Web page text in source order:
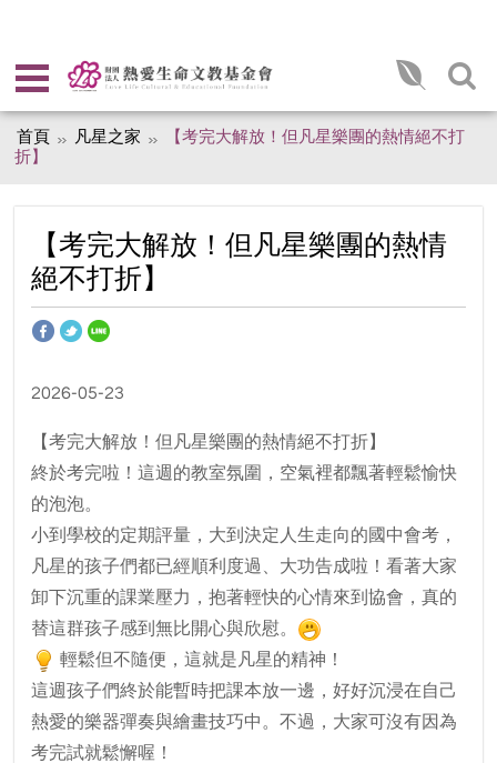
首頁 凡星之家
【考完大解放！但凡星樂團的熱情絕不打
折】
【考完大解放！但凡星樂團的熱情
絕不打折】
2026-05-23
【考完大解放！但凡星樂團的熱情絕不打折】
終於考完啦！這週的教室氛圍，空氣裡都飄著輕鬆愉快
的泡泡。
小到學校的定期評量，大到決定人生走向的國中會考，
凡星的孩子們都已經順利度過、大功告成啦！看著大家
卸下沉重的課業壓力，抱著輕快的心情來到協會，真的
替這群孩子感到無比開心與欣慰。
輕鬆但不隨便，這就是凡星的精神！
這週孩子們終於能暫時把課本放一邊，好好沉浸在自己
熱愛的樂器彈奏與繪畫技巧中。不過，大家可沒有因為
考完試就鬆懈喔！